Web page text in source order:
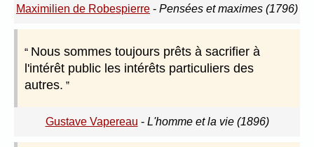
Maximilien de Robespierre - Pensées et maximes (1796)
Nous sommes toujours prêts à sacrifier à
l'intérêt public les intérêts particuliers des
autres.
Gustave Vapereau - L'homme et la vie (1896)